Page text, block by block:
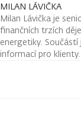
MILAN LÁVIČKA
Milan Lávička je
finančních trzích
energetiky.
informací pro klienty.